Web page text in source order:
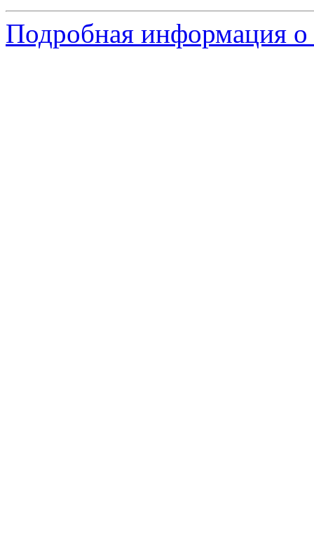
Подробная информация